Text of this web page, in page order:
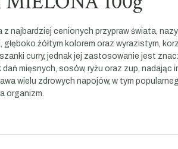
z najbardziej cenionych przypraw świata,
głęboko żółtym kolorem oraz wyrazistym,
curry, jednak jej zastosowanie jest
mięsnych, sosów, ryżu oraz zup, nadając
wielu zdrowych napojów, w tym
organizm.